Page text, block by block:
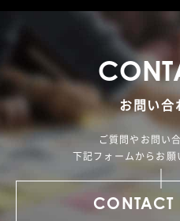
CONT
お問い合
ご質問やお問い
下記フォームからお
CONTACT